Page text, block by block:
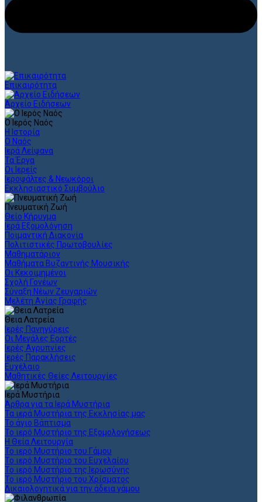
Επικαιρότητα
Αρχείο Ειδήσεων
Ο Ιερός Ναός
Η Ιστορία
Ο Ναός
Ιερά Λείψανα
Τα Έργα
Οι Ιερείς
Ιεροψάλτες & Νεωκόροι
Εκκλησιαστικό Συμβούλιο
Πνευματική Ζωή
Θείο Κήρυγμα
Ιερά Εξομολόγηση
Ποιμαντική Διακονία
Πολιτιστικές Πρωτοβουλίες
Μαθηματάριον
Μαθήματα Βυζαντινής Μουσικής
Οι Κεκοιμημένοι
Σχολή Γονέων
Σύναξη Νέων Ζευγαριών
Μελέτη Αγίας Γραφής
Θεια Λατρεία
Ιερές Πανηγύρεις
Οι Μεγάλες Εορτές
Ιερές Αγρυπνίες
Ιερές Παρακλήσεις
Ευχέλαιο
Μαθητικές Θείες Λειτουργίες
Ιερά Μυστήρια
Άρθρα για τα Ιερά Μυστήρια
Τα ιερά Μυστήρια της Εκκλησίας μας
Το άγιο Βάπτισμα
Το ιερό Μυστήριο της Εξομολογήσεως
Η Θεία Λειτουργία
Το ιερό Μυστήριο του Γάμου
Το ιερό Μυστήριο του Ευχελαίου
Το ιερό Μυστήριο της Ιερωσύνης
Το ιερό Μυστήριο του Χρίσματος
Δικαιολογητικά για την άδεια γάμου